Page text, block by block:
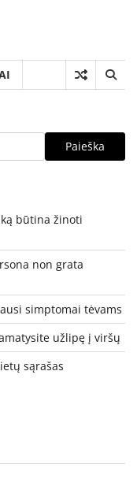
Paieška
būtina žinoti
non grata
simptomai tėvams
užlipę į viršų
sąrašas